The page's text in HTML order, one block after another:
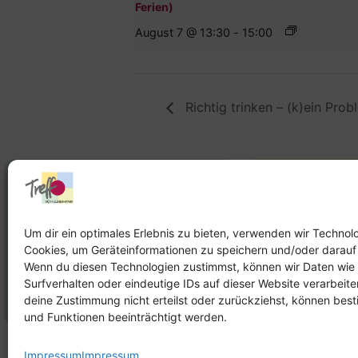
Um dir ein optimales Erlebnis zu bieten, verwenden wir
Cookies, um Geräteinformationen zu speichern und/oder
Wenn du diesen Technologien zustimmst, können wir Daten wie
Surfverhalten oder eindeutige IDs auf dieser Website
deine Zustimmung nicht erteilst oder zurückziehst, können
und Funktionen beeinträchtigt werden.
ImpressumImpressum
Ferien)
August 7 @ 13:30 - 15:00
Richtig trinken – (k)ein
Stadtteilhaus
Tel.:09131-9232777
E-Mail: leitung@treffpunkt-
roethelheimpark.de
Tel.: Telefon:
E-Mail: